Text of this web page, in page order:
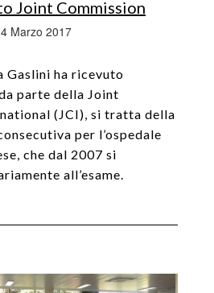
Joint Commission
Marzo 2017
Gaslini ha ricevuto
parte della Joint
(JCI), si tratta della
per l’ospedale
che dal 2007 si
all’esame.